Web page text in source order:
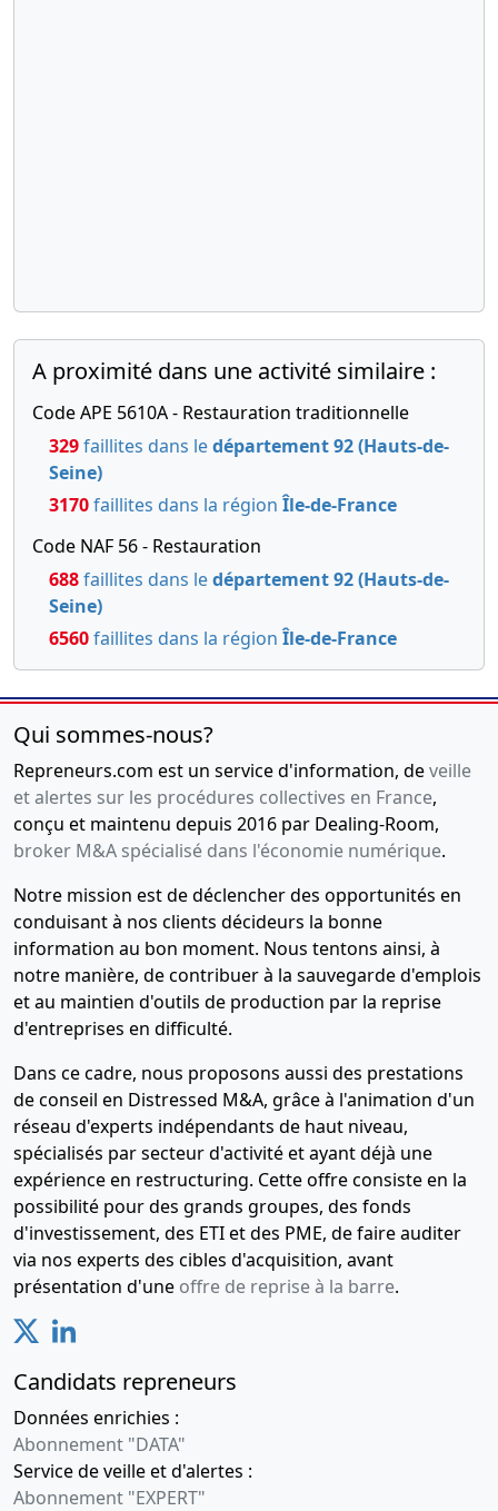
30-
11-
Copie des
statuts
30-
-0001
Acte sous
privé de
répartition
sociales
A proximité dans une activité similaire :
Code APE 5610A - Restauration traditionnelle
329faillites dans ledépartement 92 (Hauts-de-
Seine)
3170faillites dans la région Île-de-France
Code NAF 56 - Restauration
688faillites dans ledépartement 92 (Hauts-de-
Seine)
6560faillites dans la région Île-de-France
Qui sommes-nous?
Repreneurs.com est un service d'information, deveille
et alertes sur les procédures collectives en France,
conçu et maintenu depuis 2016 par Dealing-Room,
broker M&A spécialisé dans l'économie numérique.
Notre mission est de déclencher des opportunités en
conduisant à nos clients décideurs la bonne
information au bon moment. Nous tentons ainsi, à
notre manière, de contribuer à la sauvegarde d'emplois
et au maintien d'outils de production par la reprise
d'entreprises en difficulté.
Dans ce cadre, nous proposons aussi des prestations
de conseil en Distressed M&A, grâce à l'animation d'un
réseau d'experts indépendants de haut niveau,
spécialisés par secteur d'activité et ayant déjà une
expérience en restructuring. Cette offre consiste en la
possibilité pour des grands groupes, des fonds
d'investissement, des ETI et des PME, de faire auditer
via nos experts des cibles d'acquisition, avant
présentation d'une offre de reprise à la barre.
Candidats repreneurs
Données enrichies :
Abonnement "DATA"
Service de veille et d'alertes :
Abonnement "EXPERT"